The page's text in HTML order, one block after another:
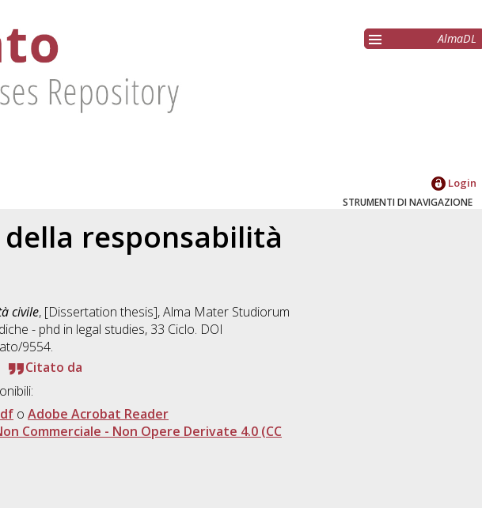
AlmaDL
Login
STRUMENTI DI NAVIGAZIONE
responsabilità
civile, [Dissertation thesis], Alma Mater Studiorum
- phd in legal studies, 33 Ciclo. DOI
9554.
Citato da
o Adobe Acrobat Reader
Commerciale - Non Opere Derivate 4.0 (CC